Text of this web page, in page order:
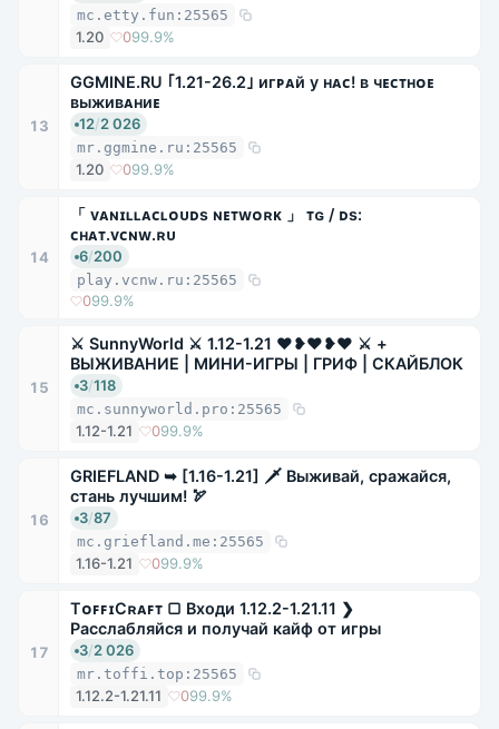
mc.etty.fun:25565
1.20 099.9%
13
GGMINE.RU ｢1.21-26.2｣ игᴘᴀй у ʜᴀᴄ! ʙ чᴇᴄᴛʜᴏᴇ
ʙыжиʙᴀʜиᴇ
12/2 026
mr.ggmine.ru:25565
1.20 099.9%
14
「 ᴠᴀɴɪʟʟᴀᴄʟᴏᴜᴅs ɴᴇᴛᴡᴏʀᴋ 」 ᴛɢ / ᴅs:
ᴄʜᴀᴛ.ᴠᴄɴᴡ.ʀᴜ
6/200
play.vcnw.ru:25565
099.9%
15
⚔ SunnyWorld ⚔ 1.12-1.21 ❤❥❤❥❤ ⚔ +
ВЫЖИВАНИЕ | МИНИ-ИГРЫ | ГРИФ | СКАЙБЛОК
3/118
mc.sunnyworld.pro:25565
1.12-1.21 099.9%
16
GRIEFLAND ➥ [1.16-1.21] 🗡 Выживай, сражайся,
стань лучшим! 🏹
3/87
mc.griefland.me:25565
1.16-1.21 099.9%
17
TᴏꜰꜰɪCʀᴀꜰᴛ ▢ Входи 1.12.2-1.21.11 ❯
Расслабляйся и получай кайф от игры
3/2 026
mr.toffi.top:25565
1.12.2-1.21.11 099.9%